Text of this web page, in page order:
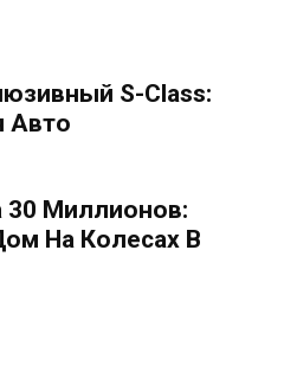
S-Class:
Авто
30 Миллионов:
На Колесах В